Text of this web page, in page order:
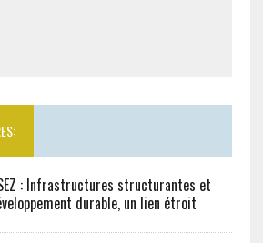
: Infrastructures structurantes et
durable, un lien étroit